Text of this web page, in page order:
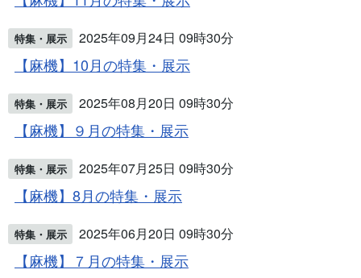
特集・展示 2025年09月24日 09時30分
【麻機】10月の特集・展示
特集・展示 2025年08月20日 09時30分
【麻機】９月の特集・展示
特集・展示 2025年07月25日 09時30分
【麻機】8月の特集・展示
特集・展示 2025年06月20日 09時30分
【麻機】７月の特集・展示